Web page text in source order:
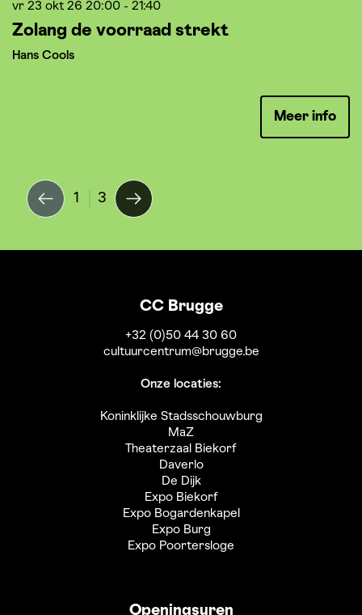
Zolang de voorraad strekt
Hans Cools
vr 23 okt 26 20:00 - 21:40
Meer info
1 3
CC Brugge
+32 (0)50 44 30 60
cultuurcentrum@brugge.be
Onze locaties:
Koninklijke Stadsschouwburg
MaZ
Theaterzaal Biekorf
Daverlo
De Dijk
Expo Biekorf
Expo Bogardenkapel
Expo Burg
Expo Poortersloge
Openingsuren